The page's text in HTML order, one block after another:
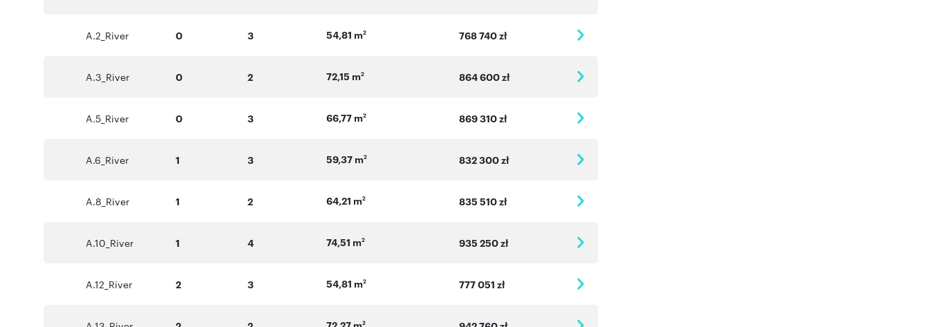
A.2_River 0 3 54,81 m2 768 740 zł
A.3_River 0 2 72,15 m2 864 600 zł
A.5_River 0 3 66,77 m2 869 310 zł
A.6_River 1 3 59,37 m2 832 300 zł
A.8_River 1 2 64,21 m2 835 510 zł
A.10_River 1 4 74,51 m2 935 250 zł
A.12_River 2 3 54,81 m2 777 051 zł
2